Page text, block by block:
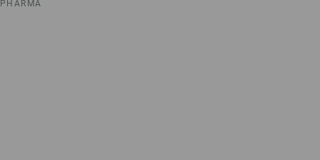
PHARMA